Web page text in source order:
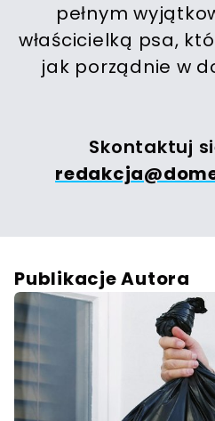
pełnym
właścicielką psa,
jak porządnie w
Skontaktuj
Publikacje Autora